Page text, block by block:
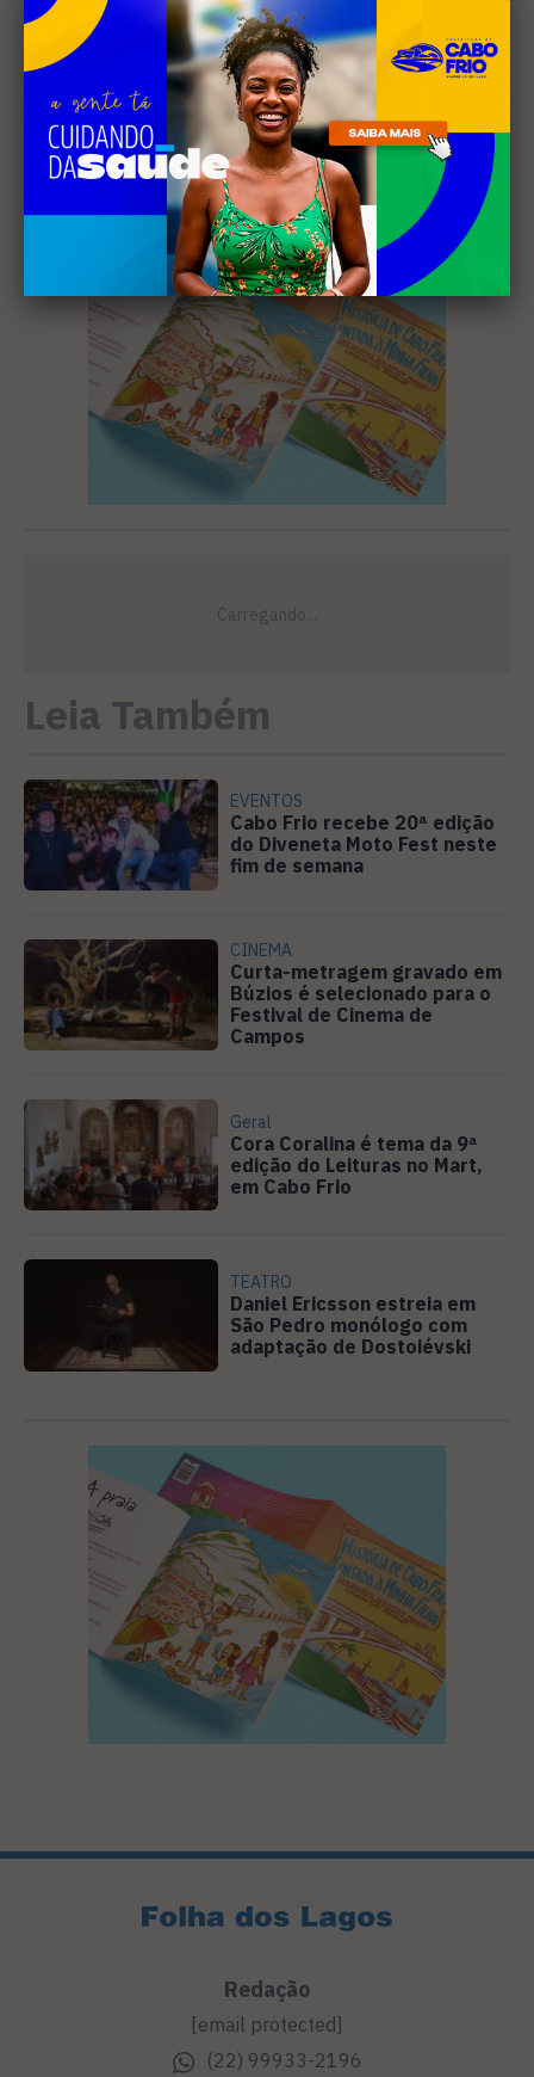
Receba nossa
newsletter
Leia Também
EVENTOS
Cabo Frio recebe 20ª edição
do Diveneta Moto Fest neste
fim de semana
CINEMA
Curta-metragem gravado em
Búzios é selecionado para o
Festival de Cinema de
Campos
Geral
Cora Coralina é tema da 9ª
edição do Leituras no Mart,
em Cabo Frio
TEATRO
Daniel Ericsson estreia em
São Pedro monólogo com
adaptação de Dostoiévski
Redação
[email protected]
(22) 99933-2196